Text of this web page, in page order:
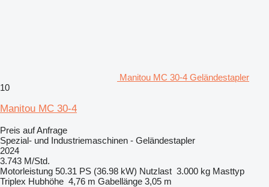
Manitou MC 30-4 Geländestapler
10
Manitou MC 30-4
Preis auf Anfrage
Spezial- und Industriemaschinen - Geländestapler
2024
3.743 M/Std.
Motorleistung 50.31 PS (36.98 kW) Nutzlast 3.000 kg Masttyp
Triplex Hubhöhe 4,76 m Gabellänge 3,05 m